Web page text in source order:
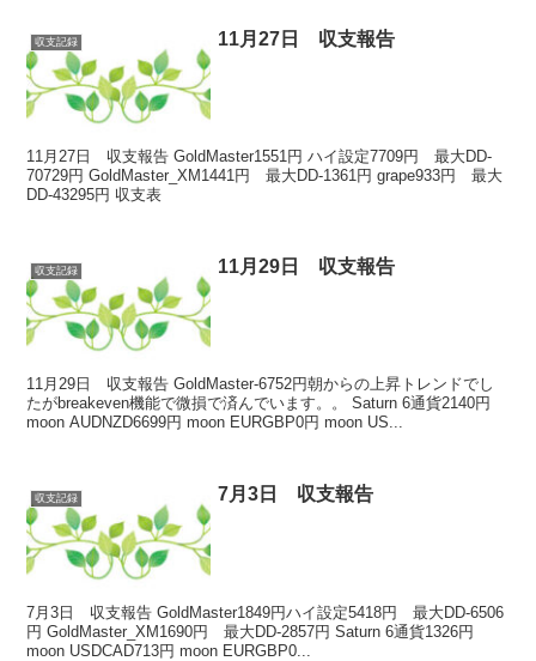
収支記録 11月27日 収支報告
11月27日 収支報告 GoldMaster1551円 ハイ設定7709円 最大DD-
70729円 GoldMaster_XM1441円 最大DD-1361円 grape933円 最大
DD-43295円 収支表
収支記録 11月29日 収支報告
11月29日 収支報告 GoldMaster-6752円朝からの上昇トレンドでし
たがbreakeven機能で微損で済んでいます。。 Saturn 6通貨2140円
moon AUDNZD6699円 moon EURGBP0円 moon US...
収支記録 7月3日 収支報告
7月3日 収支報告 GoldMaster1849円ハイ設定5418円 最大DD-6506
円 GoldMaster_XM1690円 最大DD-2857円 Saturn 6通貨1326円
moon USDCAD713円 moon EURGBP0...